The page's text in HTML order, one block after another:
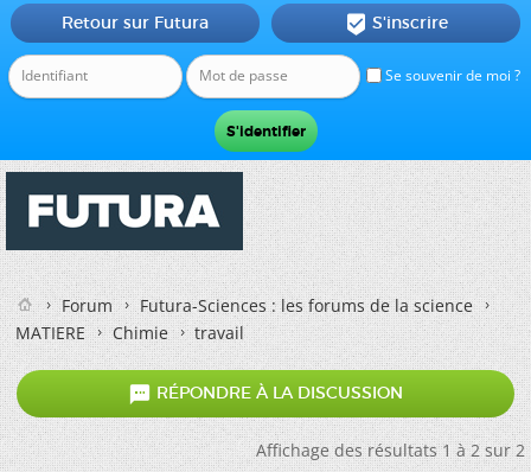
Se souvenir de moi ?
Retour sur Futura  S'inscrire
Forum
Futura-Sciences : les forums de la science
MATIERE
Chimie travail
 RÉPONDRE À LA DISCUSSION
Affichage des résultats 1 à 2 sur 2